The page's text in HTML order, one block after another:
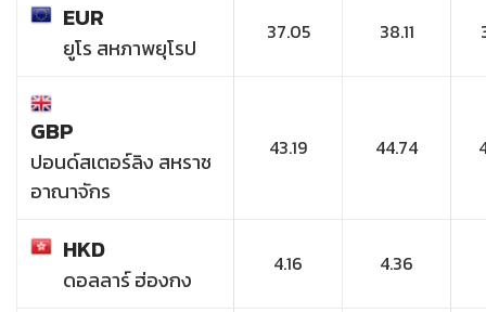
EUR
ยูโร สหภาพยุโรป
37.05 38.11
GBP
ปอนด์สเตอร์ลิง สหราช
อาณาจักร
43.19 44.74
HKD
ดอลลาร์ ฮ่องกง
4.16 4.36